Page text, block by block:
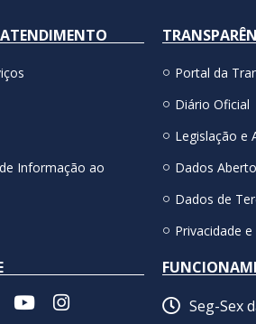
Informação ao
Portal da
Diário Oficial
Legislação e
Dados
Dados de
Privacidade
Seg-Sex